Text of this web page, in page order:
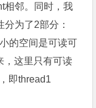
相邻。同时，我
为了2部分：
的空间是可读可
，这里只有可读
即thread1